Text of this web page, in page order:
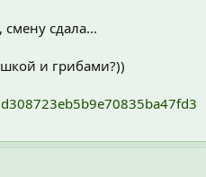
смену сдала...
и грибами?))